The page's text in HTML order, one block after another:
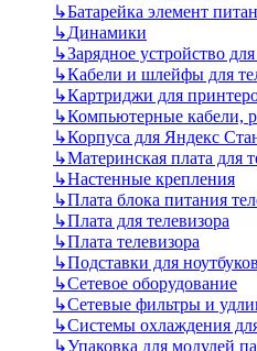
↳Батарейка элемент
↳Динамики
↳Зарядное устройство
↳Кабели и шлейфы для
↳Картриджи для
↳Компьютерные кабели,
↳Корпуса для Яндекс
↳Материнская плата для
↳Настенные крепления
↳Плата блока питания
↳Плата для телевизора
↳Плата телевизора
↳Подставки для ноутбуков
↳Сетевое оборудование
↳Сетевые фильтры и
↳Системы охлаждения
↳Упаковка для модулей